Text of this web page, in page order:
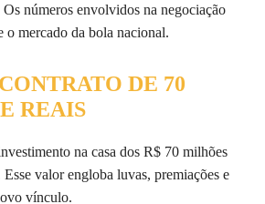
números envolvidos na negociação
o mercado da bola nacional.
DE 70
REAIS
na casa dos R$ 70 milhões
Esse valor engloba luvas, premiações e
vínculo.